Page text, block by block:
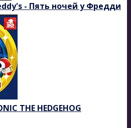
- Пять ночей у Фредди
THE HEDGEHOG